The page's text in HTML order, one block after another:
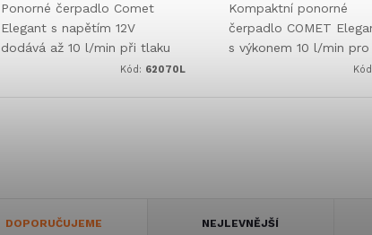
Ponorné čerpadlo Comet
Elegant s napětím 12V
dodává až 10 l/min při tlaku
0,55 bar. KompaktníKód: 62070L
Kompaktní ponorné
čerpadlo COMET
s výkonem 10 l/min pro
systémy v karavanech.
DOPORUČUJEME NEJLEVNĚJŠÍ